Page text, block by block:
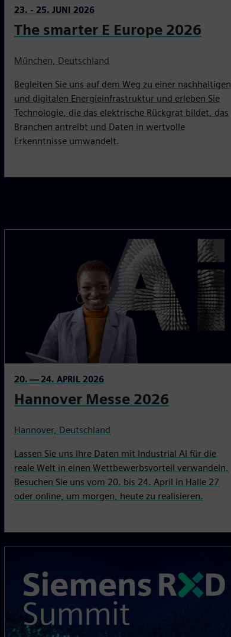
23. - 25. JUNI 2026
The smarter E Europe 2026
München, Deutschland
Begleiten Sie uns auf dem Weg zu einer nachhaltigen
und digitalen Energieinfrastruktur und erleben Sie
Technologie, die das elektrische Rückgrat bildet, das
Branchen antreibt und Daten in wertvolle
Erkenntnisse umwandelt.
20. — 24. APRIL 2026
Hannover Messe 2026
Hannover, Deutschland
Lassen Sie uns Ihre Daten mit Industrial AI für die
reale Welt in einen Wettbewerbsvorteil verwandeln.
Besuchen Sie uns vom 20. bis 24. April in Halle 27
oder online, um morgen, heute zu realisieren.